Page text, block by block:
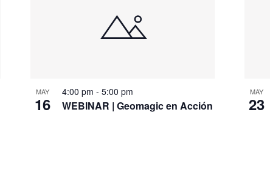
MAY
16
4:00 pm-5:00 pm
WEBINAR | Geomagic en Acción
MAY
23